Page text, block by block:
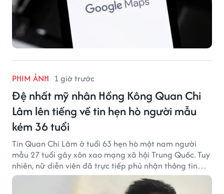
PHIM ẢNH 1 giờ trước
Đệ nhất mỹ nhân Hồng Kông Quan Chi
Lâm lên tiếng về tin hẹn hò người mẫu
kém 36 tuổi
Tin Quan Chi Lâm ở tuổi 63 hẹn hò một nam người
mẫu 27 tuổi gây xôn xao mạng xã hội Trung Quốc. Tuy
nhiên, nữ diễn viên đã trực tiếp phủ nhận thông tin
này.